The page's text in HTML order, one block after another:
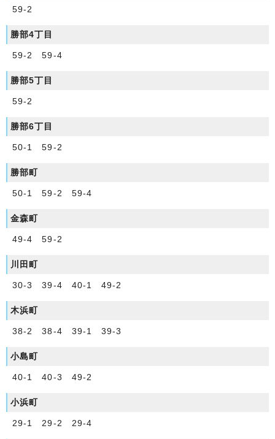
59-2
勝部4丁目
59-2 59-4
勝部5丁目
59-2
勝部6丁目
50-1 59-2
勝部町
50-1 59-2 59-4
金森町
49-4 59-2
川田町
30-3 39-4 40-1 49-2
木浜町
38-2 38-4 39-1 39-3
小島町
40-1 40-3 49-2
小浜町
29-1 29-2 29-4